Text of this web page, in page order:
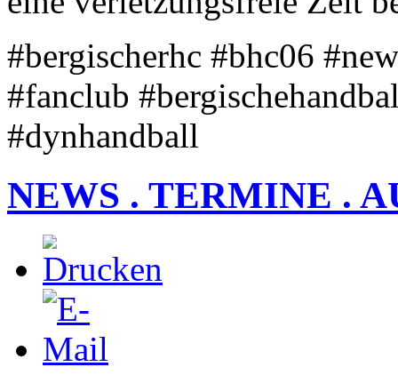
#bergischerhc #bhc06
#fanclub
#dynhandball
NEWS . TERMINE .